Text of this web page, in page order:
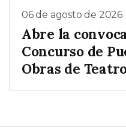
06 de agosto de 2026
Abre la
Concurso de
Obras de